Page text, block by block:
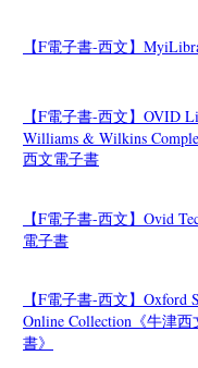
【F電子書-西文】
【F電子書-西文】OVID
Williams & Wilkins
西文電子書
【F電子書-西文】Ovid
電子書
【F電子書-西文】Oxford
Online Collection《牛津
書》